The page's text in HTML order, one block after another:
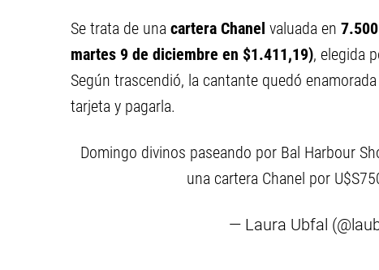
Se trata de una cartera Chanel valuada en
martes 9 de diciembre en $1.411,19), elegida
Según trascendió, la cantante quedó
tarjeta y pagarla.
Domingo divinos paseando por Bal Harbour
una cartera Chanel por
— Laura Ubfal